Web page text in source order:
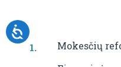
Mokesčių